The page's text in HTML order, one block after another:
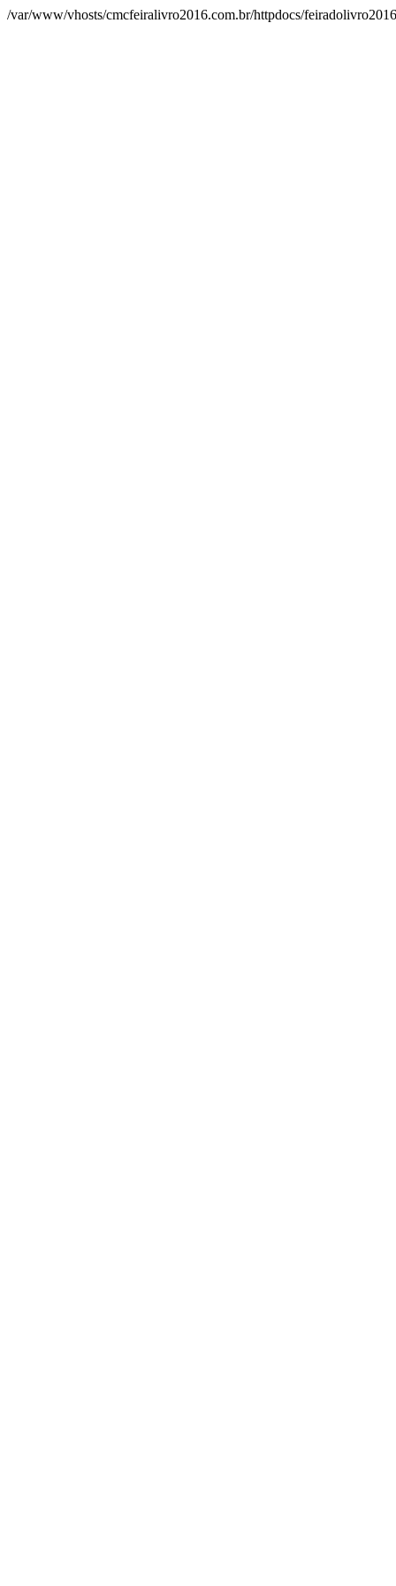
/var/www/vhosts/cmcfeiralivro2016.com.br/httpdocs/